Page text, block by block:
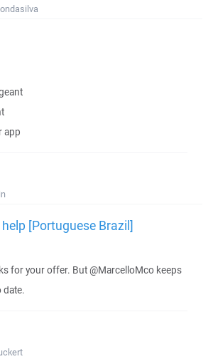
app
[Portuguese Brazil]
for your offer. But @MarcelloMco keeps
date.